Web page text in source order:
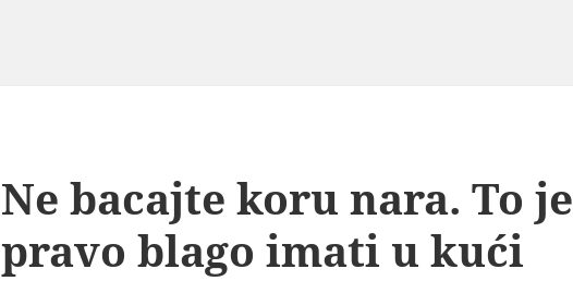
Ne bacajte koru nara. To je
pravo blago imati u kući